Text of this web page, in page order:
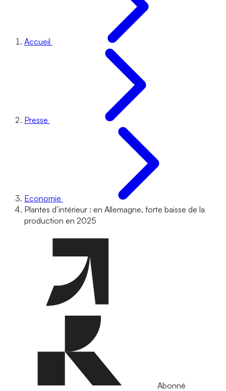
Accueil
Presse
Economie
Plantes d’intérieur : en Allemagne, forte baisse de la
production en 2025
Abonné